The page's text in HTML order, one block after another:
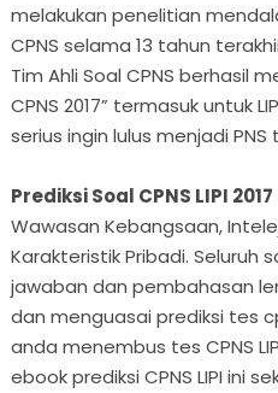
melakukan penelitian
CPNS selama 13 tahun
Tim Ahli Soal CPNS berhasil
CPNS 2017” termasuk untuk
serius ingin lulus menjadi PNS
Prediksi Soal CPNS LIPI 2017
Wawasan Kebangsaan,
Karakteristik Pribadi. Seluruh
jawaban dan pembahasan
dan menguasai prediksi tes
anda menembus tes CPNS
ebook prediksi CPNS LIPI ini